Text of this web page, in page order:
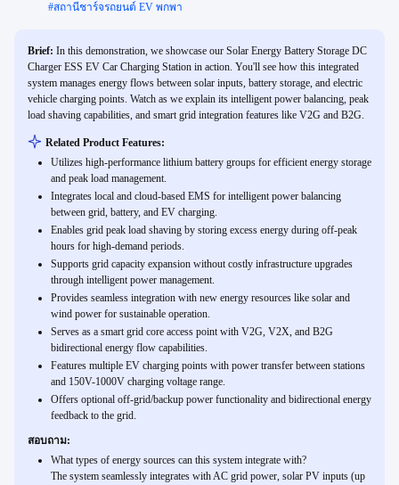
#สถานีชาร์จรถยนต์ EV พกพา
Brief: In this demonstration, we showcase our Solar Energy Battery Storage DC
Charger ESS EV Car Charging Station in action. You'll see how this integrated
system manages energy flows between solar inputs, battery storage, and electric
vehicle charging points. Watch as we explain its intelligent power balancing, peak
load shaving capabilities, and smart grid integration features like V2G and B2G.
Related Product Features:
Utilizes high-performance lithium battery groups for efficient energy storage
and peak load management.
Integrates local and cloud-based EMS for intelligent power balancing
between grid, battery, and EV charging.
Enables grid peak load shaving by storing excess energy during off-peak
hours for high-demand periods.
Supports grid capacity expansion without costly infrastructure upgrades
through intelligent power management.
Provides seamless integration with new energy resources like solar and
wind power for sustainable operation.
Serves as a smart grid core access point with V2G, V2X, and B2G
bidirectional energy flow capabilities.
Features multiple EV charging points with power transfer between stations
and 150V-1000V charging voltage range.
Offers optional off-grid/backup power functionality and bidirectional energy
feedback to the grid.
สอบถาม:
What types of energy sources can this system integrate with?
The system seamlessly integrates with AC grid power, solar PV inputs (up